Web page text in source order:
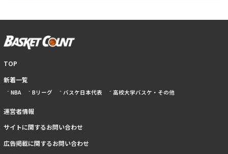
TOP
新着一覧
NBA Bリーグ バスケ日本代表 高校大学バスケ・その他
運営者情報
サイトに関するお問い合わせ
広告掲載に関するお問い合わせ